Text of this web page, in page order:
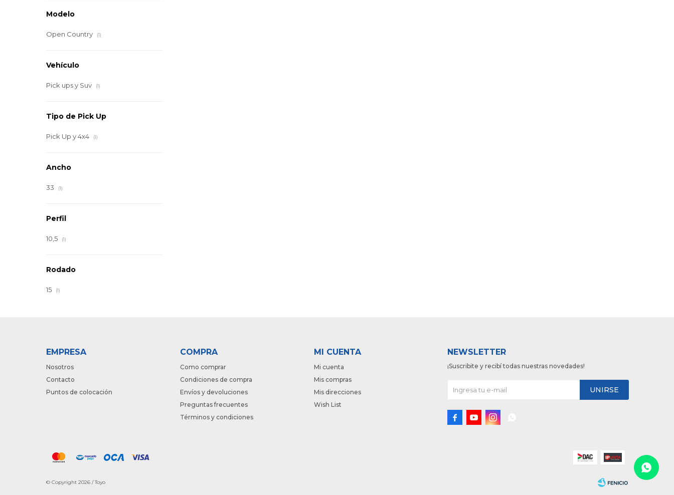
Modelo
Open Country (1)
Vehículo
Pick ups y Suv (1)
Tipo de Pick Up
Pick Up y 4x4 (1)
Ancho
33 (1)
Perfil
10,5 (1)
Rodado
15 (1)
EMPRESA
Nosotros
Contacto
Puntos de colocación
COMPRA
Como comprar
Condiciones de compra
Envíos y devoluciones
Preguntas frecuentes
Términos y condiciones
MI CUENTA
Mi cuenta
Mis compras
Mis direcciones
Wish List
NEWSLETTER
¡Suscribite y recibí todas nuestras novedades!
UNIRSE
  
© Copyright 2026 / Toyo